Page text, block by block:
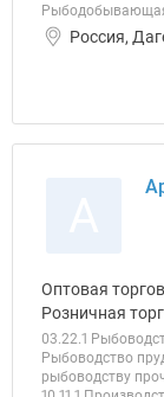
Россия,
Оптовая
Розничная
03.22.1
Рыбоводство
рыбоводству